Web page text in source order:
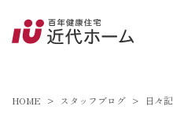
HOME スタッフブログ 日々記